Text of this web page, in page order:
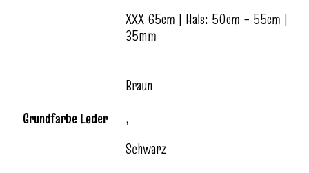
XXX 65cm | Hals: 50cm – 55cm |
35mm
Grundfarbe Leder
Braun
,
Schwarz